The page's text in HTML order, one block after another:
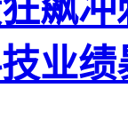
飙
业绩